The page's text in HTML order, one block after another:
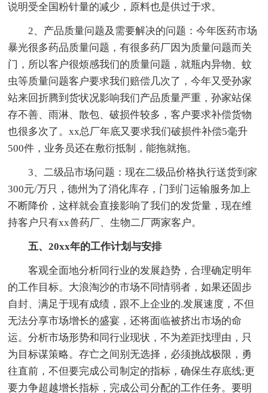
说明受全国粉针量的减少，原料也是供过于求。
2、产品质量问题及需要解决的问题：今年医药市场
暴光很多药品质量问题，有很多药厂因为质量问题而关
门，所以客户很烦感我们的质量问题，就瓶内异物、蚊
虫等质量问题客户要求我们赔偿几次了，今年又受孙家
站来回折腾到货状况影响我们产品质量严重，孙家站保
存不善、雨淋、散包、破损件较多，客户要求补偿货物
也很多次了。xx总厂年底又要求我们破损件补偿5毫升
500件，业务员还在敷衍抵制，能拖就拖。
3、二级品市场问题：现在二级品价格执行送货到家
300元/万只，德州为了消化库存，门到门运输服务加上
不断降价，这样就会直接影响了我们的发货量，现在维
持客户只有xx兽药厂、生物二厂两家客户。
五、20xx年的工作计划与安排
客观全面地分析同行业的发展趋势，合理确定明年
的工作目标。大浪淘沙的市场不同情弱者，如果还固步
自封、满足于现有成绩，跟不上企业的.发展速度，不但
无法分享市场增长的盛宴，还将面临被挤出市场的命
运。分析市场形势和同行业现状，不为差距找理由，只
为目标谋策略。存亡之间别无选择，必须挑战极限，勇
往直前，不但要完成公司制定的指标，确保生存底线;更
要力争超越增长指标，完成公司分配的工作任务。要明